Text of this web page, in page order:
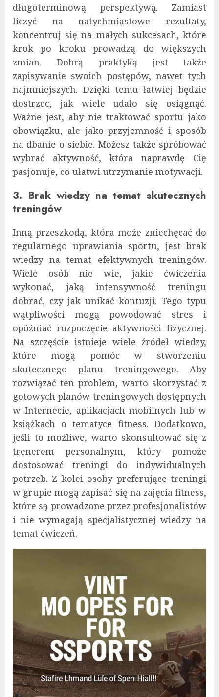
długoterminową perspektywą. Zamiast
liczyć na natychmiastowe rezultaty,
koncentruj się na małych sukcesach, które
krok po kroku prowadzą do większych
zmian. Dobrą praktyką jest także
zapisywanie swoich postępów, nawet tych
najmniejszych. Dzięki temu łatwiej będzie
dostrzec, jak wiele udało się osiągnąć.
Ważne jest, aby nie traktować sportu jako
obowiązku, ale jako przyjemność i sposób
na dbanie o siebie. Możesz także spróbować
wybrać aktywność, która naprawdę Cię
pasjonuje, co ułatwi utrzymanie motywacji.
3. Brak wiedzy na temat skutecznych
treningów
Inną przeszkodą, która może zniechęcać do
regularnego uprawiania sportu, jest brak
wiedzy na temat efektywnych treningów.
Wiele osób nie wie, jakie ćwiczenia
wykonać, jaką intensywność treningu
dobrać, czy jak unikać kontuzji. Tego typu
wątpliwości mogą powodować stres i
opóźniać rozpoczęcie aktywności fizycznej.
Na szczęście istnieje wiele źródeł wiedzy,
które mogą pomóc w stworzeniu
skutecznego planu treningowego. Aby
rozwiązać ten problem, warto skorzystać z
gotowych planów treningowych dostępnych
w Internecie, aplikacjach mobilnych lub w
książkach o tematyce fitness. Dodatkowo,
jeśli to możliwe, warto skonsultować się z
trenerem personalnym, który pomoże
dostosować treningi do indywidualnych
potrzeb. Z kolei osoby preferujące treningi
w grupie mogą zapisać się na zajęcia fitness,
które są prowadzone przez profesjonalistów
i nie wymagają specjalistycznej wiedzy na
temat ćwiczeń.